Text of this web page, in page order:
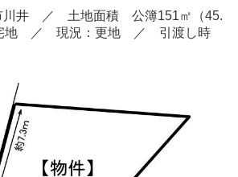
井 ／ 土地面積 公簿151㎡（45.
地 ／ 現況：更地 ／ 引渡し時